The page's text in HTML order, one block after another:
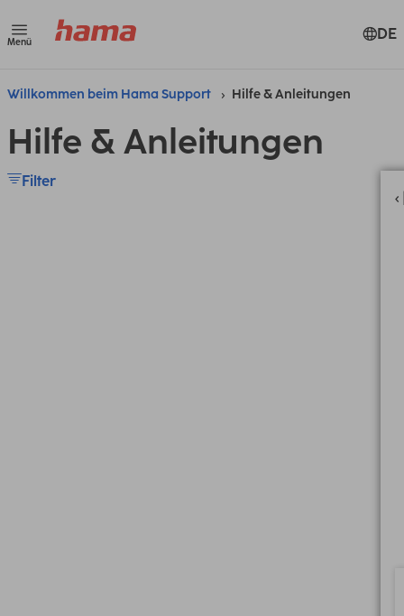
Menü DE
Willkommen beim Hama Support Hilfe & Anleitungen
Hilfe & Anleitungen
Filter